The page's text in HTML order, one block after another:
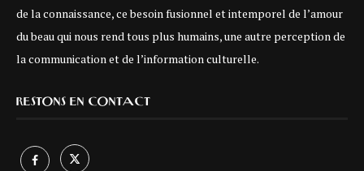
de la connaissance, ce besoin fusionnel et intemporel de l’amour
du beau qui nous rend tous plus humains, une autre perception de
la communication et de l’information culturelle.
RESTONS EN CONTACT